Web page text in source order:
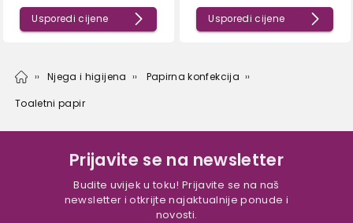
Usporedi cijene Usporedi cijene
Njega i higijena
Papirna konfekcija
Toaletni papir
Prijavite se na newsletter
Budite uvijek u toku! Prijavite se na naš
newsletter i otkrijte najaktualnije ponude i
novosti.